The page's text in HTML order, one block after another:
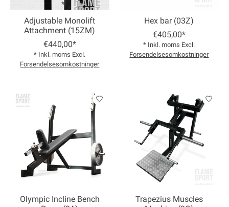
Adjustable Monolift
Attachment (15ZM)
€440,00*
* Inkl. moms Excl.
Forsendelsesomkostninger
Hex bar (03Z)
€405,00*
* Inkl. moms Excl.
Forsendelsesomkostninger
Olympic Incline Bench
Trapezius Muscles